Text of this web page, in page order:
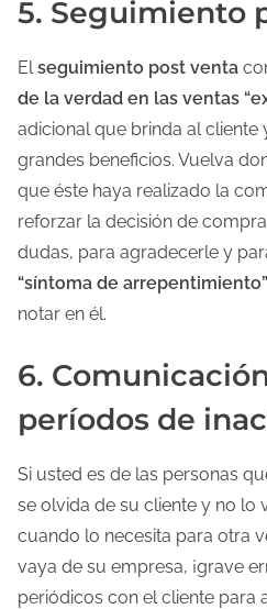
5. Seguimiento
El seguimiento post venta
de la verdad en las ventas
adicional que brinda al cliente
grandes beneficios. Vuelva
que éste haya realizado la
reforzar la decisión de
dudas, para agradecerle y
“síntoma de arrepentimiento”
notar en él.
6.
períodos de
Si usted es de las personas
se olvida de su cliente y no lo
cuando lo necesita para otra
vaya de su empresa, ¡grave
periódicos con el cliente para